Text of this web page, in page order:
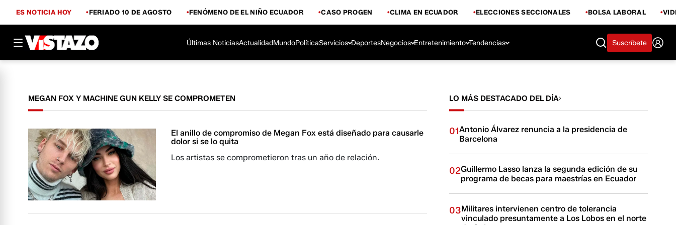
ES NOTICIA HOY FERIADO 10 DE AGOSTO FENÓMENO DE EL NIÑO ECUADOR CASO PROGEN CLIMA EN ECUADOR ELECCIONES SECCIONALES BOLSA LABORAL
Últimas NoticiasActualidadMundoPolíticaServicios DeportesNegocios Entretenimiento Tendencias Suscríbete
MEGAN FOX Y MACHINE GUN KELLY SE COMPROMETEN
El anillo de compromiso de Megan Fox está diseñado para causarle
dolor si se lo quita
Los artistas se comprometieron tras un año de relación.
LO MÁS DESTACADO DEL DÍA
01Antonio Álvarez renuncia a la presidencia de
Barcelona
02Guillermo Lasso lanza la segunda edición de su
programa de becas para maestrías en Ecuador
03Militares intervienen centro de tolerancia
vinculado presuntamente a Los Lobos en el norte